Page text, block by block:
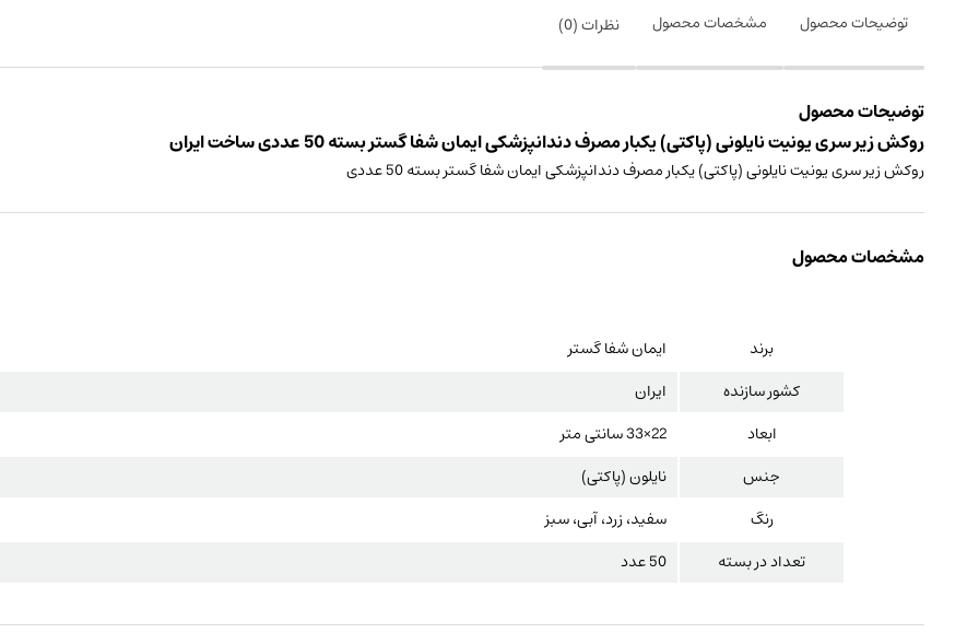
عددی
توضیحات محصول مشخصات محصول نظرات (0
)
توضیحات محصول
روکش زیر سری یونیت نایلونی (پاکتی) یکبار مصرف دندانپزشکی ایمان شفا گستر بسته 50 عددی ساخت ایران
روکش زیر سری یونیت نایلونی (پاکتی) یکبار مصرف دندانپزشکی ایمان شفا گستر بسته 50 عددی
مشخصات محصول
برند
ایمان شفا گستر
کشور سازنده
ایران
ابعاد
22×33 سانتی متر
جنس
نایلون (پاکتی)
رنگ
سفید، زرد، آبی، سبز
تعداد در بسته
50 عدد